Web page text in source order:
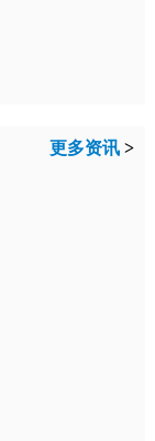
更多资讯 >